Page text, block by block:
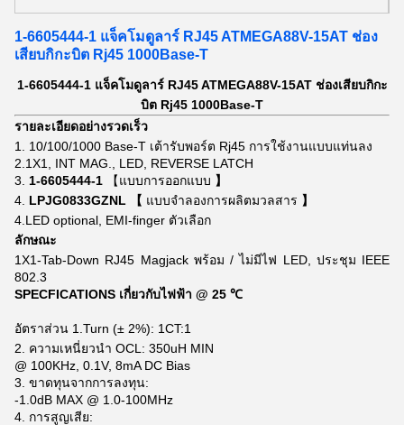
1-6605444-1 แจ็คโมดูลาร์ RJ45 ATMEGA88V-15AT ช่อง
เสียบกิกะบิต Rj45 1000Base-T
1-6605444-1 แจ็คโมดูลาร์ RJ45 ATMEGA88V-15AT ช่องเสียบกิกะ
บิต Rj45 1000Base-T
รายละเอียดอย่างรวดเร็ว
1. 10/100/1000 Base-T เต้ารับพอร์ต Rj45 การใช้งานแบบแท่นลง
2.1X1, INT MAG., LED, REVERSE LATCH
3. 1-6605444-1 【แบบการออกแบบ 】
4. LPJG0833GZNL 【 แบบจำลองการผลิตมวลสาร 】
4.LED optional, EMI-finger ตัวเลือก
ลักษณะ
1X1-Tab-Down RJ45 Magjack พร้อม / ไม่มีไฟ LED, ประชุม IEEE
802.3
SPECFICATIONS เกี่ยวกับไฟฟ้า @ 25 ℃
อัตราส่วน 1.Turn (± 2%): 1CT:1
2. ความเหนี่ยวนำ OCL: 350uH MIN
@ 100KHz, 0.1V, 8mA DC Bias
3. ขาดทุนจากการลงทุน:
-1.0dB MAX @ 1.0-100MHz
4. การสูญเสีย: